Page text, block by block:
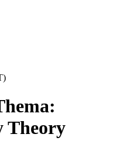
Theory